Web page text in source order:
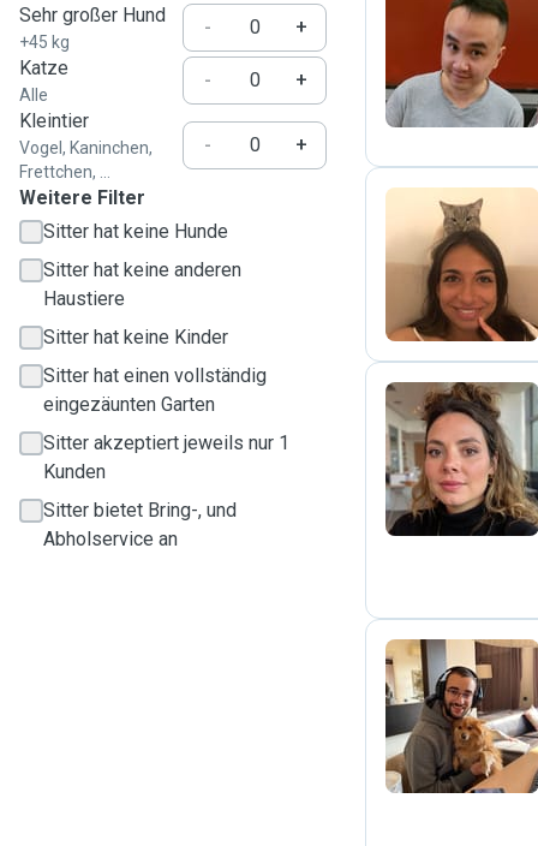
Sehr großer Hund
+45 kg
-
+
Katze
Alle
-
+
Kleintier
Vogel, Kaninchen,
Frettchen, ...
- +
Weitere Filter
Sitter hat keine Hunde
Sitter hat keine anderen
Haustiere
Sitter hat keine Kinder
Sitter hat einen vollständig
eingezäunten Garten
Sitter akzeptiert jeweils nur 1
Kunden
Sitter bietet Bring-, und
Abholservice an
T
M
D
M